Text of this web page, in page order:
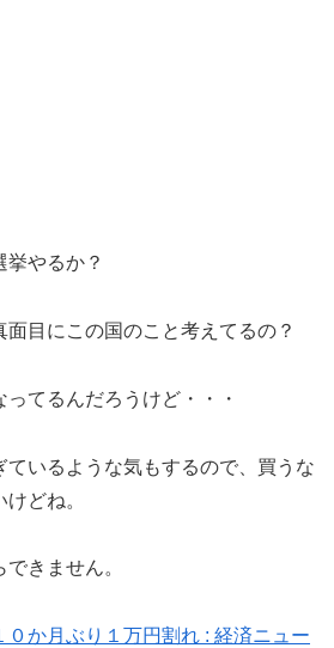
挙やるか？
目にこの国のこと考えてるの？
てるんだろうけど・・・
ているような気もするので、買うな
どね。
きません。
０か月ぶり１万円割れ : 経済ニュー